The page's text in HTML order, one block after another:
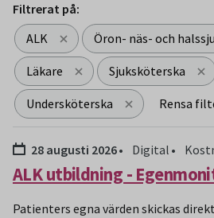
Filtrerat på:
ALK
Öron- näs- och
Läkare Sjuksköterska
Undersköterska Rensa
Sökresultat
ALK utbildning -
Datum:28 augusti 2026 Digital
Patienters egna värden skickas